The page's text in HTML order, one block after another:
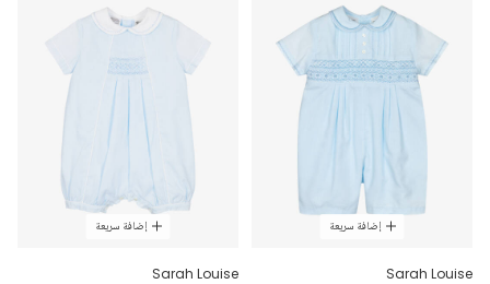
إضافة سريعة
Sarah Louise
إضافة سريعة
Sarah Louise